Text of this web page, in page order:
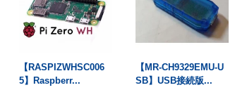
【RASPIZWHSC006
5】Raspberr...
【MR-CH9329EMU-U
SB】USB接続版...